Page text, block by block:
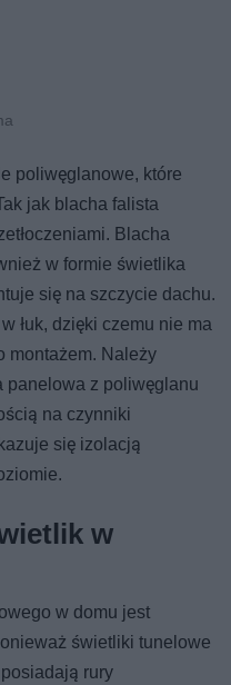
poliwęglanowe, które
jak blacha falista
Blacha
w formie świetlika
się na szczycie dachu.
łuk, dzięki czemu nie ma
montażem. Należy
panelowa z poliwęglanu
na czynniki
się izolacją
w
w domu jest
świetliki tunelowe
rury